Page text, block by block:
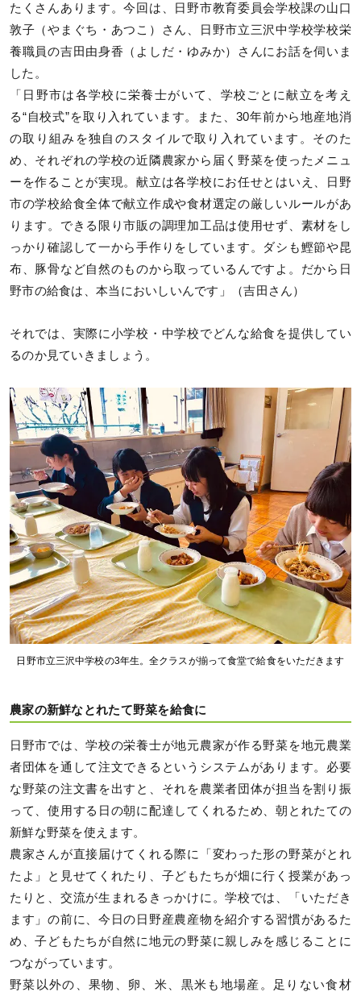
たくさんあります。今回は、日野市教育委員会学校課の山口
敦子（やまぐち・あつこ）さん、日野市立三沢中学校学校栄
養職員の吉田由身香（よしだ・ゆみか）さんにお話を伺いま
した。
「日野市は各学校に栄養士がいて、学校ごとに献立を考え
る“自校式”を取り入れています。また、30年前から地産地消
の取り組みを独自のスタイルで取り入れています。そのた
め、それぞれの学校の近隣農家から届く野菜を使ったメニュ
ーを作ることが実現。献立は各学校にお任せとはいえ、日野
市の学校給食全体で献立作成や食材選定の厳しいルールがあ
ります。できる限り市販の調理加工品は使用せず、素材をし
っかり確認して一から手作りをしています。ダシも鰹節や昆
布、豚骨など自然のものから取っているんですよ。だから日
野市の給食は、本当においしいんです」（吉田さん）
それでは、実際に小学校・中学校でどんな給食を提供してい
るのか見ていきましょう。
日野市立三沢中学校の3年生。全クラスが揃って食堂で給食をいただきます
農家の新鮮なとれたて野菜を給食に
日野市では、学校の栄養士が地元農家が作る野菜を地元農業
者団体を通して注文できるというシステムがあります。必要
な野菜の注文書を出すと、それを農業者団体が担当を割り振
って、使用する日の朝に配達してくれるため、朝とれたての
新鮮な野菜を使えます。
農家さんが直接届けてくれる際に「変わった形の野菜がとれ
たよ」と見せてくれたり、子どもたちが畑に行く授業があっ
たりと、交流が生まれるきっかけに。学校では、「いただき
ます」の前に、今日の日野産農産物を紹介する習慣があるた
め、子どもたちが自然に地元の野菜に親しみを感じることに
つながっています。
野菜以外の、果物、卵、米、黒米も地場産。足りない食材